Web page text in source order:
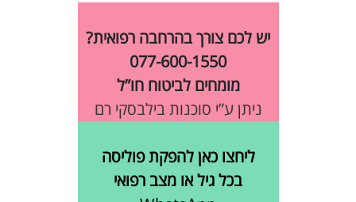
יש לכם צורך בהרחבה רפואית?
077-600-1550
מומחים לביטוח חו”ל
ניתן ע”י סוכנות בילבסקי רם
ליחצו כאן להפקת פוליסה
בכל גיל או מצב רפואי